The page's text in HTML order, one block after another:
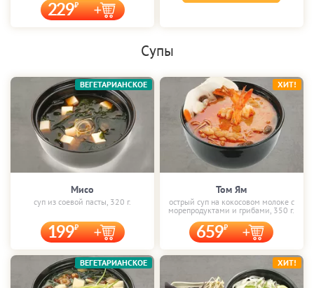
229
Супы
Мисо
суп из соевой пасты, 320 г.
199
ВЕГЕТАРИАНСКОЕ
Том Ям
острый суп на кокосовом молоке с
морепродуктами и грибами, 350 г.
659
ХИТ!
ВЕГЕТАРИАНСКОЕ ХИТ!